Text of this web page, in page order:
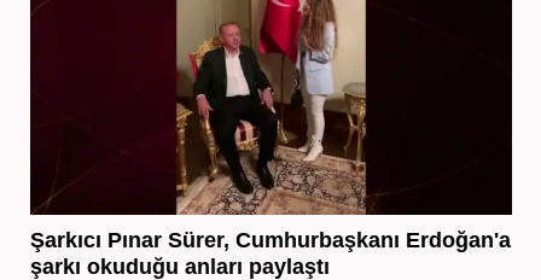
Şarkıcı Pınar Sürer, Cumhurbaşkanı Erdoğan'a
şarkı okuduğu anları paylaştı